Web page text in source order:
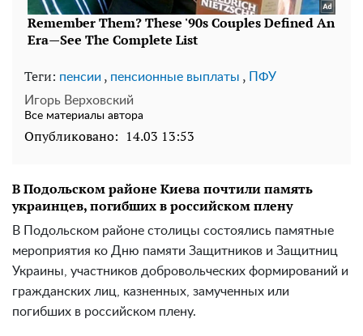
Теги: пенсии , пенсионные выплаты ,
ПФУ
Игорь Верховский
Все материалы автора
Опубликовано: 14.03 13:53
В Подольском районе Киева почтили память
украинцев, погибших в российском плену
В Подольском районе столицы состоялись памятные
мероприятия ко Дню памяти Защитников и Защитниц
Украины, участников добровольческих формирований и
гражданских лиц, казненных, замученных или
погибших в российском плену.